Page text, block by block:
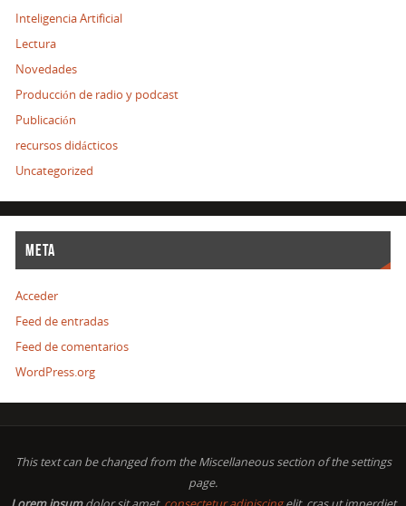
Inteligencia Artificial
Lectura
Novedades
Producción de radio y podcast
Publicación
recursos didácticos
Uncategorized
META
Acceder
Feed de entradas
Feed de comentarios
WordPress.org
This text can be changed from the Miscellaneous section of the settings
page.